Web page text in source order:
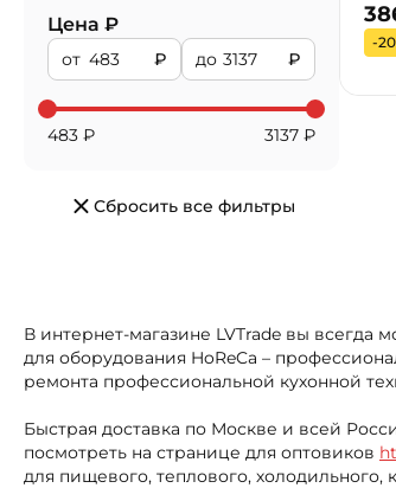
Цена ₽
от ₽ до ₽
483 ₽ 3137 ₽
Сбросить все фильтры
-
В интернет-магазине LVTrade вы
для оборудования HoReCa –
ремонта профессиональной кухонной
Быстрая доставка по Москве и всей
посмотреть на странице для оптовиков
для пищевого, теплового,